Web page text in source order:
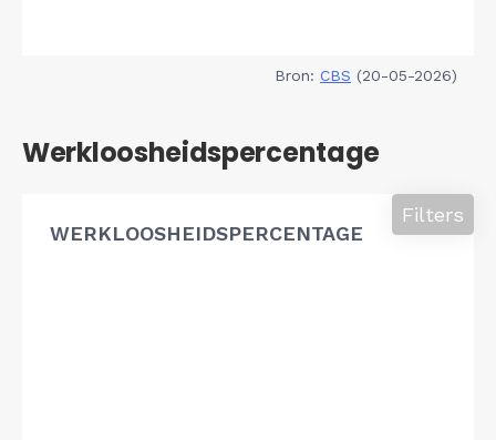
Bron: CBS (20-05-2026)
Werkloosheidspercentage
WERKLOOSHEIDSPERCENTAGE
Filters